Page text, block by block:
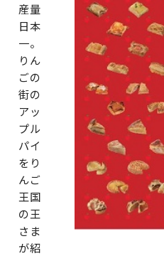
産量
日本
一。
りん
ごの
街の
アッ
プル
パイ
をり
んご
王国
の王
さま
が紹